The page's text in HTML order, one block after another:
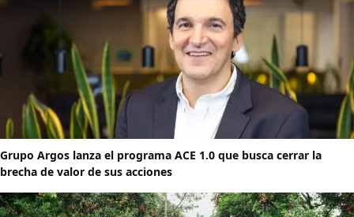
Grupo Argos lanza el programa ACE 1.0 que busca cerrar la
brecha de valor de sus acciones